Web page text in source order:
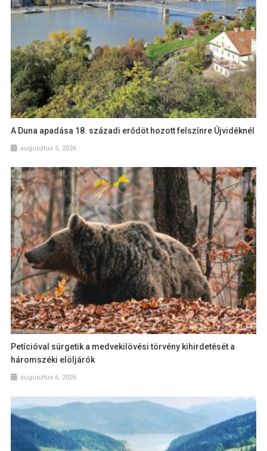
A Duna apadása 18. századi erődöt hozott felszínre Újvidéknél
augusztus 5, 2026
Petícióval sürgetik a medvekilövési törvény kihirdetését a
háromszéki elöljárók
augusztus 6, 2026